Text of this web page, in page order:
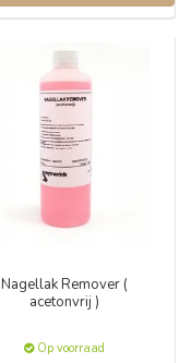
Nagellak Remover (
acetonvrij )
Op voorraad